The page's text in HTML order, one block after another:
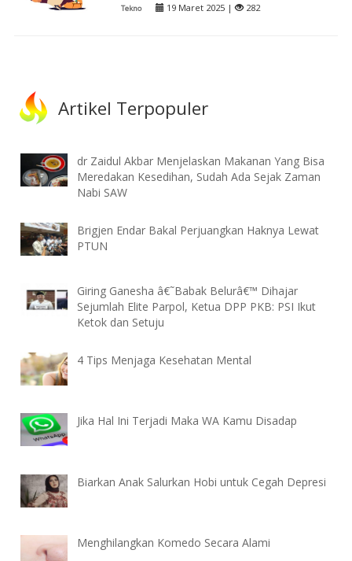
Tekno 19 Maret 2025 | 282
Artikel Terpopuler
dr Zaidul Akbar Menjelaskan Makanan Yang Bisa
Meredakan Kesedihan, Sudah Ada Sejak Zaman
Nabi SAW
Brigjen Endar Bakal Perjuangkan Haknya Lewat
PTUN
Giring Ganesha â€˜Babak Belurâ€™ Dihajar
Sejumlah Elite Parpol, Ketua DPP PKB: PSI Ikut
Ketok dan Setuju
4 Tips Menjaga Kesehatan Mental
Jika Hal Ini Terjadi Maka WA Kamu Disadap
Biarkan Anak Salurkan Hobi untuk Cegah Depresi
Menghilangkan Komedo Secara Alami